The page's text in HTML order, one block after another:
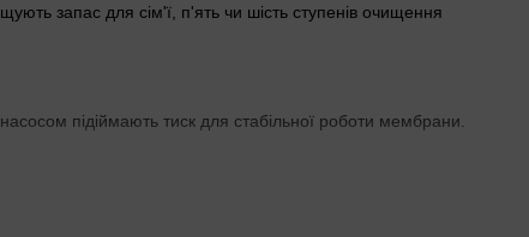
запас для сім'ї, п'ять чи шість ступенів очищення
підіймають тиск для стабільної роботи мембрани.